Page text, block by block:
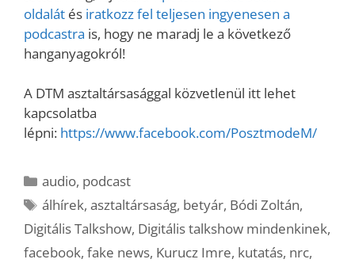
oldalát és iratkozz fel teljesen ingyenesen a
podcastra is, hogy ne maradj le a következő
hanganyagokról!
A DTM asztaltársasággal közvetlenül itt lehet
kapcsolatba
lépni: https://www.facebook.com/PosztmodeM/
Kategória
audio, podcast
Címkék
álhírek,asztaltársaság, betyár, Bódi Zoltán,
Digitális Talkshow, Digitális talkshow mindenkinek,
facebook, fake news, Kurucz Imre, kutatás, nrc,